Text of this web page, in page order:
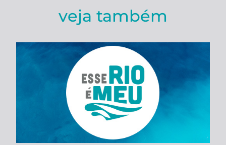
veja também
Esse Rio é Meu